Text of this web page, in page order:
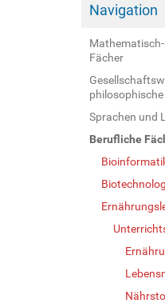
Navigation
Fächer
Sprachen und
Berufliche